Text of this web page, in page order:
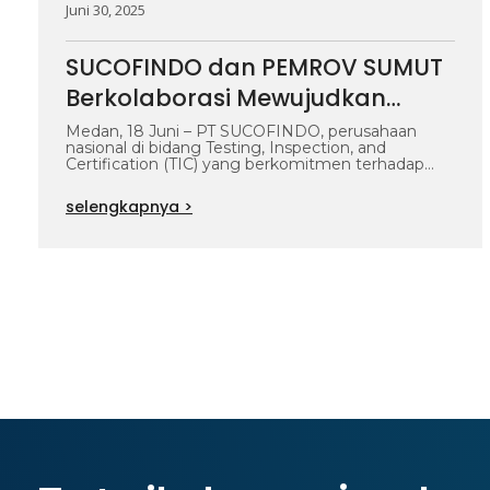
Juni 30, 2025
SUCOFINDO dan PEMROV SUMUT
Berkolaborasi Mewujudkan
Industri Berkelanjutan di
Sumatera Utara
Medan, 18 Juni – PT SUCOFINDO, perusahaan
nasional di bidang Testing, Inspection, and
Certification (TIC) yang berkomitmen terhadap
selengkapnya >